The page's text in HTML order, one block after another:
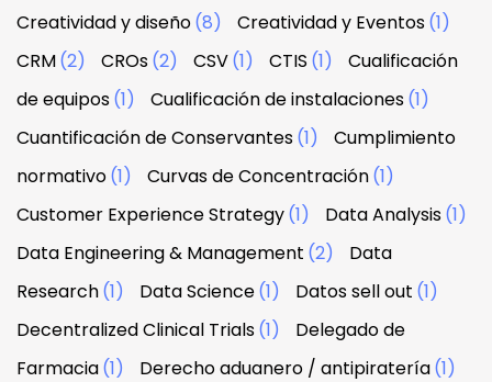
Creatividad y diseño(8) Creatividad y Eventos(1)
CRM(2) CROs(2) CSV(1) CTIS (1)
Cualificación
de equipos(1) Cualificación de instalaciones(1)
Cuantificación de Conservantes(1)
Cumplimiento
normativo(1) Curvas de Concentración(1)
Customer Experience Strategy(1) Data Analysis(1)
Data Engineering & Management (2)
Data
Research(1) Data Science(1) Datos sell out (1)
Decentralized Clinical Trials(1)
Delegado de
Farmacia(1) Derecho aduanero / antipiratería(1)